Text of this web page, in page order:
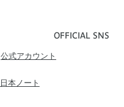
OFFICIAL SNS
公式アカウント
日本ノート